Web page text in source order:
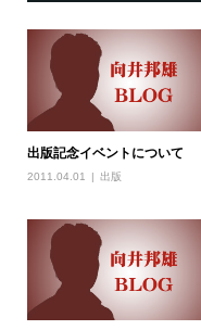
出版記念イベントについて
2011.04.01 出版